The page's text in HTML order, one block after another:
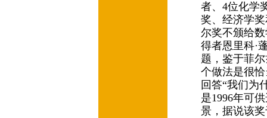
者、4位化学
奖、经济学
尔奖不颁给
得者恩里科·
题，鉴于菲
个做法是很
回答“我们为
是1996年可
景，据说该奖